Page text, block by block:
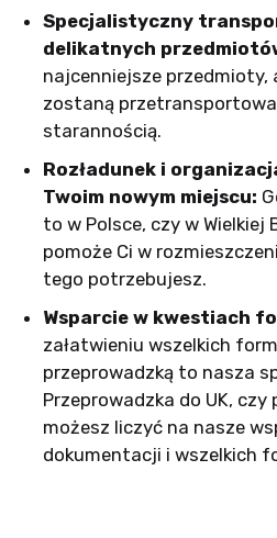
Specjalistyczny
delikatnych
najcenniejsze przedmioty,
zostaną
starannością.
Rozładunek i
Twoim nowym miejscu:
to w Polsce, czy w Wielkiej
pomoże Ci w
tego potrzebujesz.
Wsparcie w kwestiach
załatwieniu wszelkich
przeprowadzką to nasza
Przeprowadzka do UK, czy
możesz liczyć na nasze
dokumentacji i wszelkich